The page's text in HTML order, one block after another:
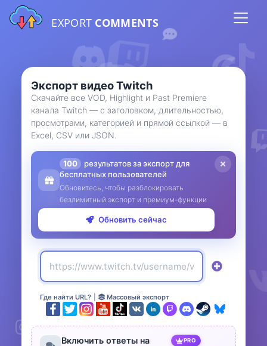
EXPORT COMMENTS
Экспорт видео Twitch
Скачайте все VOD, Highlight и Past Premiere
канала Twitch — с заголовком, длительностью,
просмотрами, категорией и прямой ссылкой — в
Excel, CSV или JSON.
100
результатов за экспорт для
бесплатных пользователей
Обновитесь, чтобы разблокировать
безлимитный экспорт и премиум-функции
Обновить сейчас
Где найти URL? Массовый экспорт
Включить ответы на
PRO